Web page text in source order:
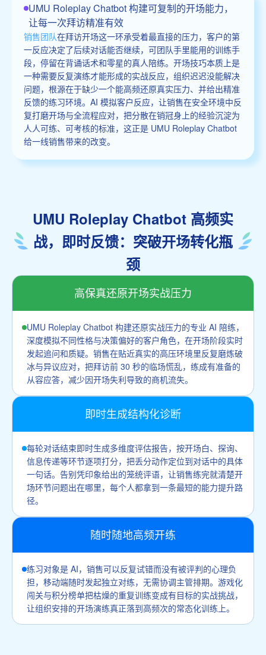
UMU Roleplay Chatbot 构建可复制的开场能力，
让每一次拜访精准有效
销售团队在拜访开场这一环承受着最直接的压力，客户的第
一反应决定了后续对话能否继续，可团队手里能用的训练手
段，停留在背诵话术和零星的真人陪练。开场技巧本质上是
一种需要反复演练才能形成的实战反应，组织迟迟没能解决
问题，根源在于缺少一个能高频还原真实压力、并给出精准
反馈的练习环境。AI 模拟客户反应，让销售在安全环境中反
复打磨开场与全流程应对，把分散在销冠身上的经验沉淀为
人人可练、可考核的标准，这正是 UMU Roleplay Chatbot
给一线销售带来的改变。
UMU Roleplay Chatbot 高频实
战，即时反馈：突破开场转化瓶
颈
高保真还原开场实战压力
UMU Roleplay Chatbot 构建还原实战压力的专业 AI 陪练，
深度模拟不同性格与决策偏好的客户角色，在开场阶段实时
发起追问和质疑。销售在贴近真实的高压环境里反复磨炼破
冰与异议应对，把拜访前 30 秒的临场慌乱，练成有准备的
从容应答，减少因开场失利导致的商机流失。
即时生成结构化诊断
每轮对话结束即时生成多维度评估报告，按开场白、探询、
信息传递等环节逐项打分，把丢分动作定位到对话中的具体
一句话。告别凭印象给出的笼统评语，让销售练完就清楚开
场环节问题出在哪里，每个人都拿到一条最短的能力提升路
径。
随时随地高频开练
练习对象是 AI，销售可以反复试错而没有被评判的心理负
担，移动端随时发起独立对练，无需协调主管排期。游戏化
闯关与积分榜单把枯燥的重复训练变成有目标的实战挑战，
让组织安排的开场演练真正落到高频次的常态化训练上。